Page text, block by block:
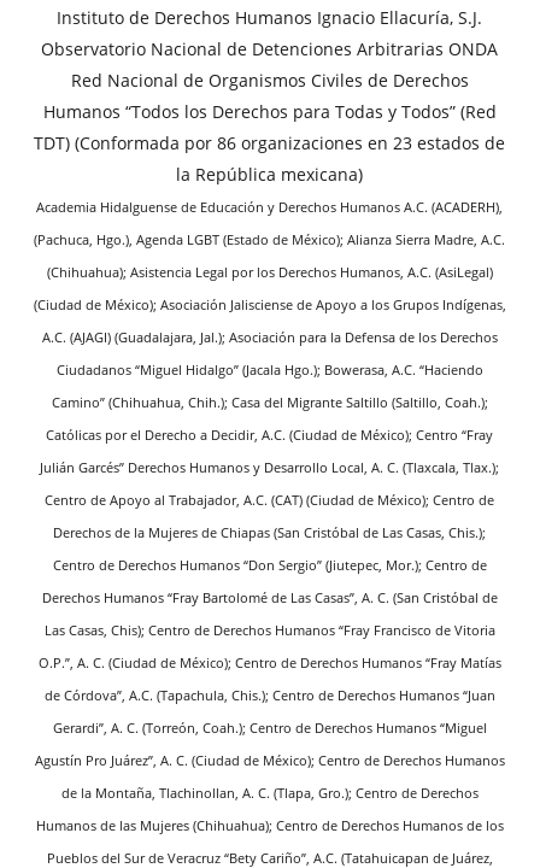
Instituto de Derechos Humanos Ignacio Ellacuría, S.J.
Observatorio Nacional de Detenciones Arbitrarias ONDA
Red Nacional de Organismos Civiles de Derechos
Humanos “Todos los Derechos para Todas y Todos” (Red
TDT) (Conformada por 86 organizaciones en 23 estados de
la República mexicana)
Academia Hidalguense de Educación y Derechos Humanos A.C. (ACADERH),
(Pachuca, Hgo.), Agenda LGBT (Estado de México); Alianza Sierra Madre, A.C.
(Chihuahua); Asistencia Legal por los Derechos Humanos, A.C. (AsiLegal)
(Ciudad de México); Asociación Jalisciense de Apoyo a los Grupos Indígenas,
A.C. (AJAGI) (Guadalajara, Jal.); Asociación para la Defensa de los Derechos
Ciudadanos “Miguel Hidalgo” (Jacala Hgo.); Bowerasa, A.C. “Haciendo
Camino” (Chihuahua, Chih.); Casa del Migrante Saltillo (Saltillo, Coah.);
Católicas por el Derecho a Decidir, A.C. (Ciudad de México); Centro “Fray
Julián Garcés” Derechos Humanos y Desarrollo Local, A. C. (Tlaxcala, Tlax.);
Centro de Apoyo al Trabajador, A.C. (CAT) (Ciudad de México); Centro de
Derechos de la Mujeres de Chiapas (San Cristóbal de Las Casas, Chis.);
Centro de Derechos Humanos “Don Sergio” (Jiutepec, Mor.); Centro de
Derechos Humanos “Fray Bartolomé de Las Casas”, A. C. (San Cristóbal de
Las Casas, Chis); Centro de Derechos Humanos “Fray Francisco de Vitoria
O.P.”, A. C. (Ciudad de México); Centro de Derechos Humanos “Fray Matías
de Córdova”, A.C. (Tapachula, Chis.); Centro de Derechos Humanos “Juan
Gerardi”, A. C. (Torreón, Coah.); Centro de Derechos Humanos “Miguel
Agustín Pro Juárez”, A. C. (Ciudad de México); Centro de Derechos Humanos
de la Montaña, Tlachinollan, A. C. (Tlapa, Gro.); Centro de Derechos
Humanos de las Mujeres (Chihuahua); Centro de Derechos Humanos de los
Pueblos del Sur de Veracruz “Bety Cariño”, A.C. (Tatahuicapan de Juárez,